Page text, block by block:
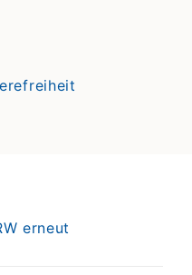
erneut